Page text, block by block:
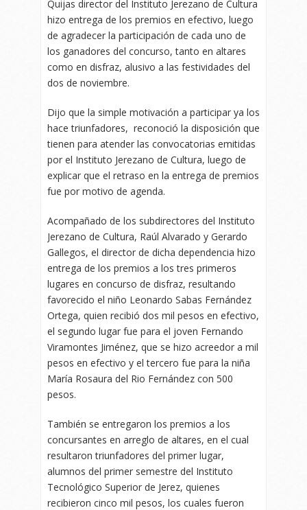
Quijas director del Instituto Jerezano de Cultura
hizo entrega de los premios en efectivo, luego
de agradecer la participación de cada uno de
los ganadores del concurso, tanto en altares
como en disfraz, alusivo a las festividades del
dos de noviembre.
Dijo que la simple motivación a participar ya los
hace triunfadores, reconoció la disposición que
tienen para atender las convocatorias emitidas
por el Instituto Jerezano de Cultura, luego de
explicar que el retraso en la entrega de premios
fue por motivo de agenda.
Acompañado de los subdirectores del Instituto
Jerezano de Cultura, Raúl Alvarado y Gerardo
Gallegos, el director de dicha dependencia hizo
entrega de los premios a los tres primeros
lugares en concurso de disfraz, resultando
favorecido el niño Leonardo Sabas Fernández
Ortega, quien recibió dos mil pesos en efectivo,
el segundo lugar fue para el joven Fernando
Viramontes Jiménez, que se hizo acreedor a mil
pesos en efectivo y el tercero fue para la niña
María Rosaura del Rio Fernández con 500
pesos.
También se entregaron los premios a los
concursantes en arreglo de altares, en el cual
resultaron triunfadores del primer lugar,
alumnos del primer semestre del Instituto
Tecnológico Superior de Jerez, quienes
recibieron cinco mil pesos, los cuales fueron